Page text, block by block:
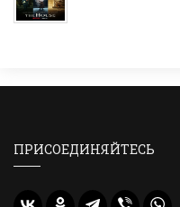
ПРИСОЕДИНЯЙТЕСЬ